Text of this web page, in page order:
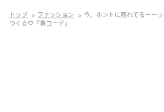
ーデ。細めのピッチのボーダーT
よいアクセントに。企画に携わ
トップ ファッション
今、ホントに売れてるーー
つくる♡「春コーデ」